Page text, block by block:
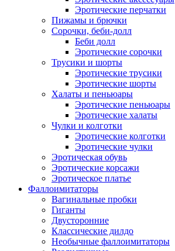
Эротические перчатки
Пижамы и брючки
Сорочки, беби-долл
Беби долл
Эротические сорочки
Трусики и шорты
Эротические трусики
Эротические шорты
Халаты и пеньюары
Эротические пеньюары
Эротические халаты
Чулки и колготки
Эротические колготки
Эротические чулки
Эротическая обувь
Эротические корсажи
Эротическое платье
Фаллоимитаторы
Вагинальные пробки
Гиганты
Двусторонние
Классические дилдо
Необычные фаллоимитаторы